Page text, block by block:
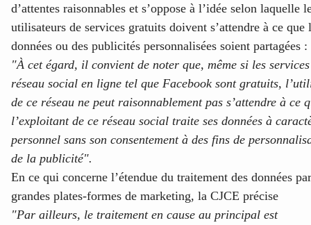
d’attentes raisonnables et s’oppose à l’idée selon laquelle
utilisateurs de services gratuits doivent s’attendre à ce que
données ou des publicités personnalisées soient partagées :
"À cet égard, il convient de noter que, même si les services
réseau social en ligne tel que Facebook sont gratuits,
de ce réseau ne peut raisonnablement pas s’attendre à ce
l’exploitant de ce réseau social traite ses données à
personnel sans son consentement à des fins de
de la publicité".
En ce qui concerne l’étendue du traitement des données
grandes plates-formes de marketing, la CJCE précise
"Par ailleurs, le traitement en cause au principal est